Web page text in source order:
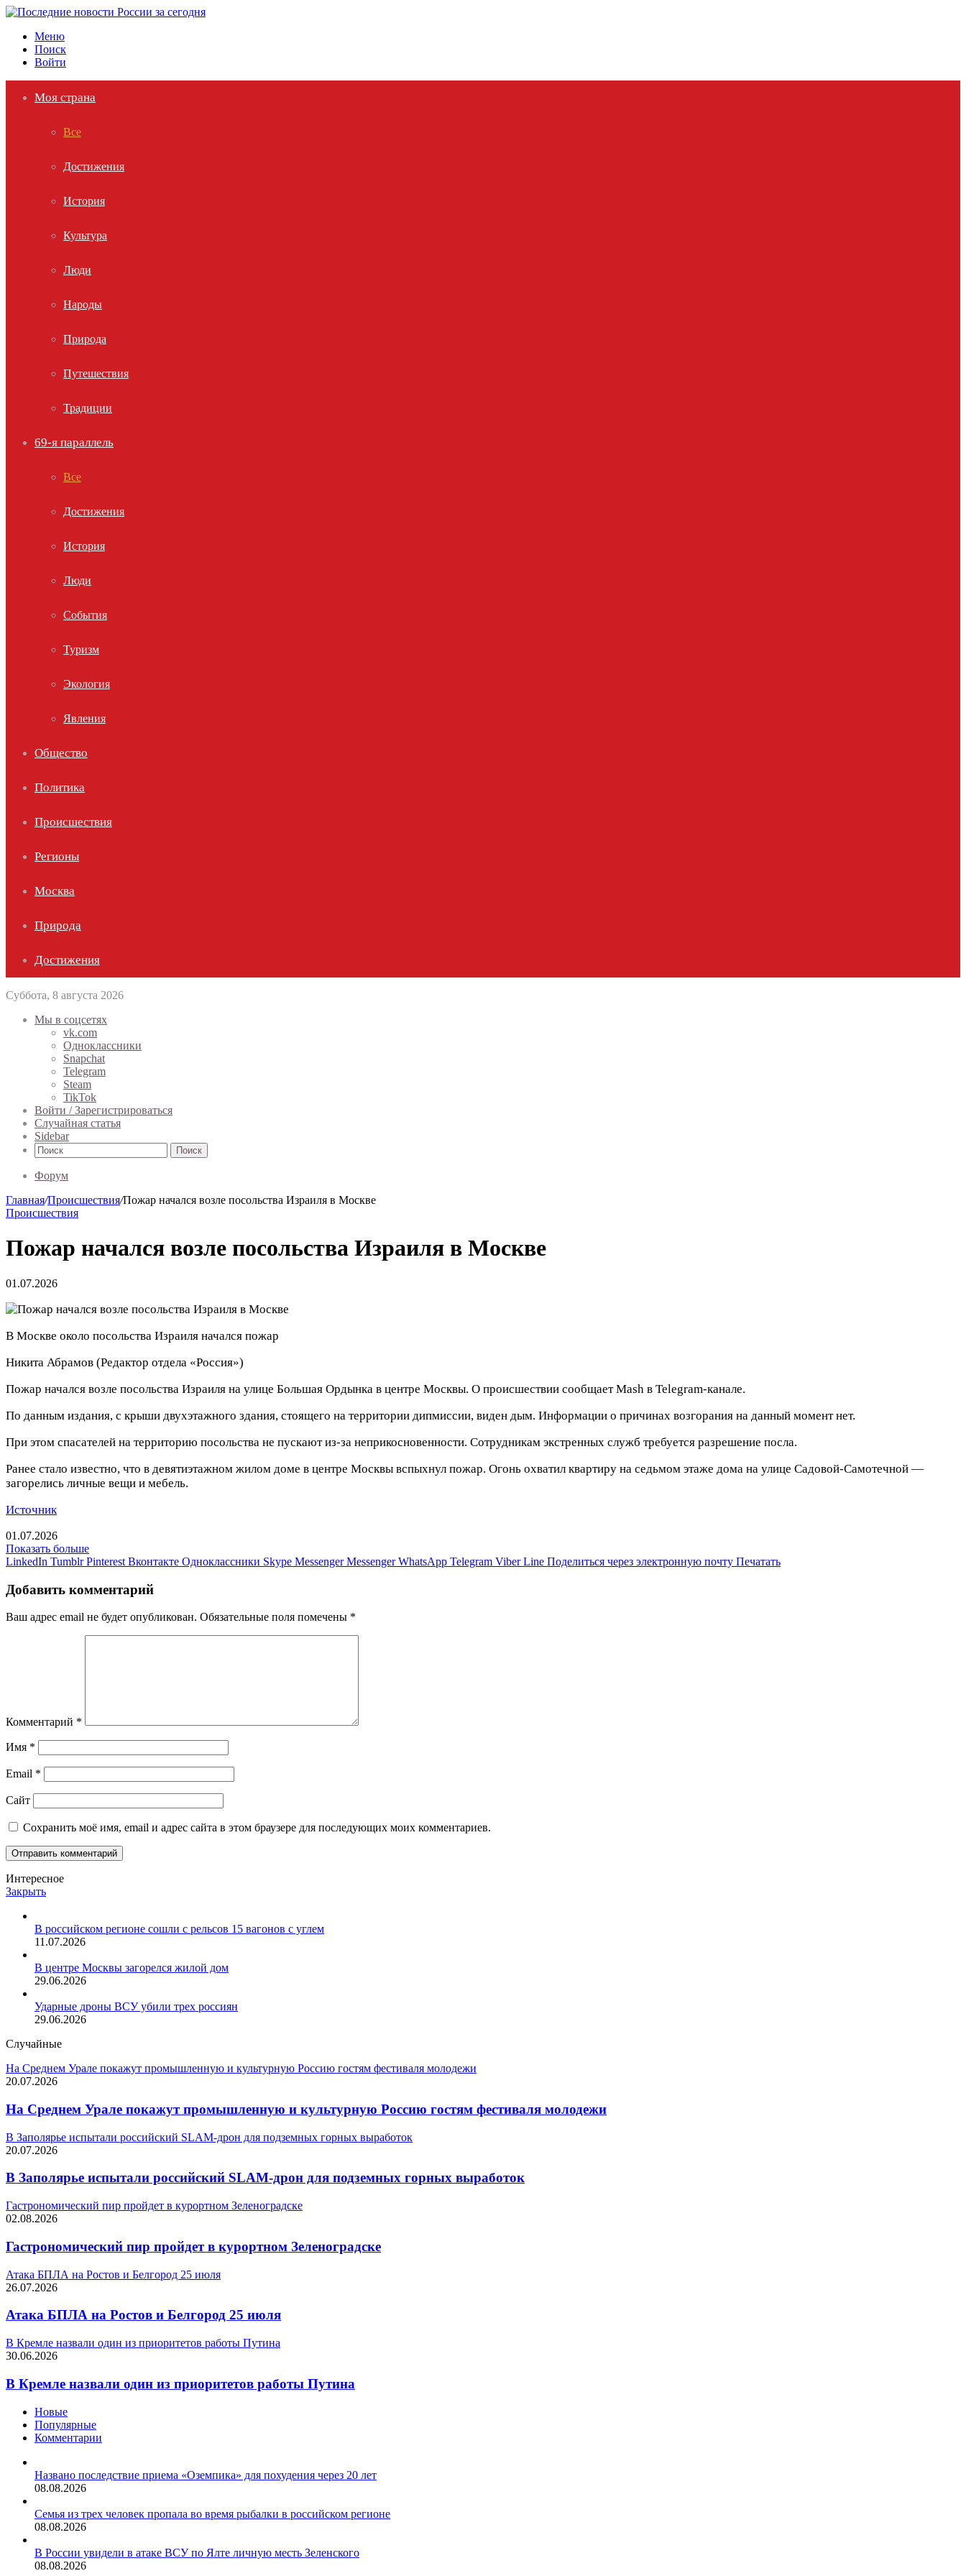
Меню
Поиск
Войти
Моя страна
Все
Достижения
История
Культура
Люди
Народы
Природа
Путешествия
Традиции
69-я параллель
Все
Достижения
История
Люди
События
Туризм
Экология
Явления
Общество
Политика
Происшествия
Регионы
Москва
Природа
Достижения
Суббота, 8 августа 2026
Мы в соцсетях
vk.com
Одноклассники
Snapchat
Telegram
Steam
TikTok
Войти / Зарегистрироваться
Случайная статья
Sidebar
Поиск
Форум
Главная/Происшествия/Пожар начался возле посольства Израиля в Москве
Происшествия
Пожар начался возле посольства Израиля в Москве
01.07.2026
В Москве около посольства Израиля начался пожар
Никита Абрамов (Редактор отдела «Россия»)
Пожар начался возле посольства Израиля на улице Большая Ордынка в центре Москвы. О происшествии сообщает Mash в Telegram-канале.
По данным издания, с крыши двухэтажного здания, стоящего на территории дипмиссии, виден дым. Информации о причинах возгорания на данный момент нет.
При этом спасателей на территорию посольства не пускают из-за неприкосновенности. Сотрудникам экстренных служб требуется разрешение посла.
Ранее стало известно, что в девятиэтажном жилом доме в центре Москвы вспыхнул пожар. Огонь охватил квартиру на седьмом этаже дома на улице Садовой-Самотечной —
загорелись личные вещи и мебель.
Источник
01.07.2026
Показать больше
LinkedIn Tumblr Pinterest Вконтакте Одноклассники Skype Messenger Messenger WhatsApp Telegram Viber Line Поделиться через электронную почту Печатать
Добавить комментарий
Ваш адрес email не будет опубликован. Обязательные поля помечены *
Комментарий *
Имя *
Email *
Сайт
Сохранить моё имя, email и адрес сайта в этом браузере для последующих моих комментариев.
Интересное
Закрыть
В российском регионе сошли с рельсов 15 вагонов с углем
11.07.2026
В центре Москвы загорелся жилой дом
29.06.2026
Ударные дроны ВСУ убили трех россиян
29.06.2026
Случайные
На Среднем Урале покажут промышленную и культурную Россию гостям фестиваля молодежи
20.07.2026
На Среднем Урале покажут промышленную и культурную Россию гостям фестиваля молодежи
В Заполярье испытали российский SLAM-дрон для подземных горных выработок
20.07.2026
В Заполярье испытали российский SLAM-дрон для подземных горных выработок
Гастрономический пир пройдет в курортном Зеленоградске
02.08.2026
Гастрономический пир пройдет в курортном Зеленоградске
Атака БПЛА на Ростов и Белгород 25 июля
26.07.2026
Атака БПЛА на Ростов и Белгород 25 июля
В Кремле назвали один из приоритетов работы Путина
30.06.2026
В Кремле назвали один из приоритетов работы Путина
Новые
Популярные
Комментарии
Названо последствие приема «Оземпика» для похудения через 20 лет
08.08.2026
Семья из трех человек пропала во время рыбалки в российском регионе
08.08.2026
В России увидели в атаке ВСУ по Ялте личную месть Зеленского
08.08.2026